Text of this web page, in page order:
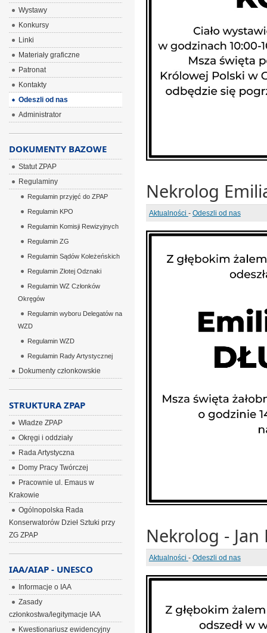
Nekrolog
Aktualności - Odeszli od nas
Nekrolog - Jan
Aktualności - Odeszli od nas
Wystawy
Konkursy
Linki
Materiały graficzne
Patronat
Kontakty
Odeszli od nas
Administrator
DOKUMENTY BAZOWE
Statut ZPAP
Regulaminy
Regulamin przyjęć do ZPAP
Regulamin KPO
Regulamin Komisji Rewizyjnych
Regulamin ZG
Regulamin Sądów Koleżeńskich
Regulamin Złotej Odznaki
Regulamin WZ Członków
Okręgów
Regulamin wyboru Delegatów na
WZD
Regulamin WZD
Regulamin Rady Artystycznej
Dokumenty członkowskie
STRUKTURA ZPAP
Władze ZPAP
Okręgi i oddziały
Rada Artystyczna
Domy Pracy Twórczej
Pracownie ul. Emaus w
Krakowie
Ogólnopolska Rada
Konserwatorów Dzieł Sztuki przy
ZG ZPAP
IAA/AIAP - UNESCO
Informacje o IAA
Zasady
członkostwa/legitymacje IAA
Kwestionariusz ewidencyjny